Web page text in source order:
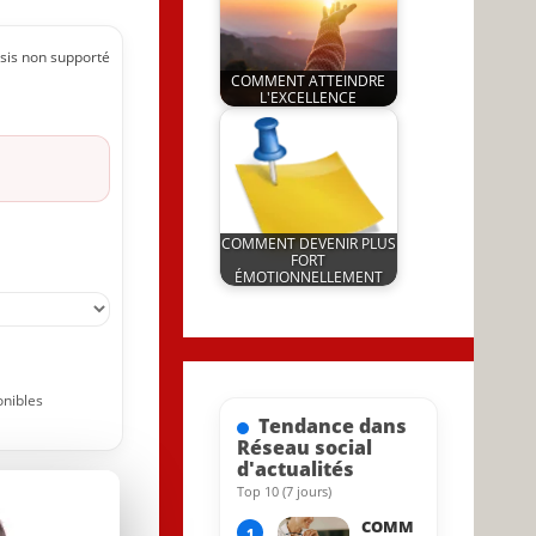
non supporté
1 May 2023
COMMENT ATTEINDRE
L'EXCELLENCE
by
JeunInfo.J.l.
COMMENT DEVENIR PLUS
FORT
ÉMOTIONNELLEMENT
18 May 2023
Tendance dans
Réseau social
d'actualités
Top 10 (7 jours)
COMM